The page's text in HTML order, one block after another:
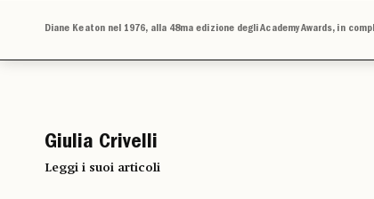
Diane Keaton nel 1976, alla 48ma edizione degli Academy Awards, in
Giulia Crivelli
Leggi i suoi articoli